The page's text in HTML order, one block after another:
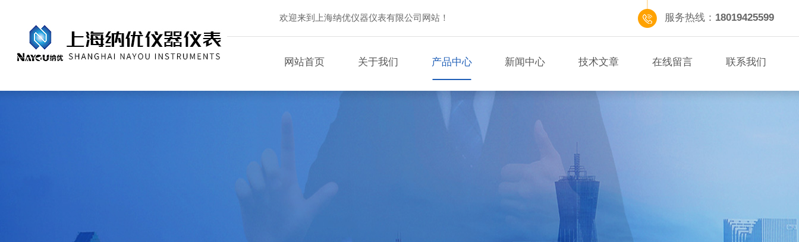
欢迎来到上海纳优仪器仪表有限公司网站！ 服务热线： 18019425599
网站首页 关于我们 产品中心 新闻中心 技术文章 在线留言 联系我们